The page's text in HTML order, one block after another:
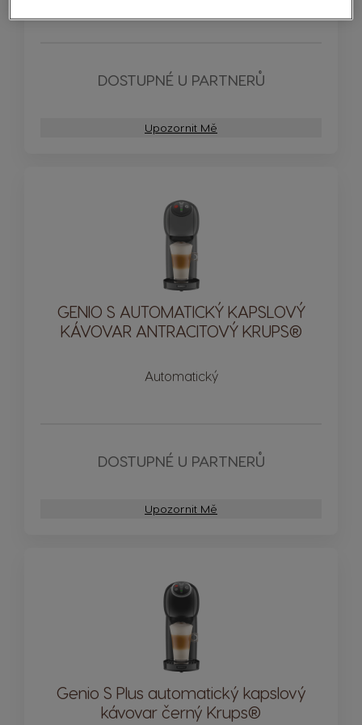
DOSTUPNÉ U PARTNERŮ
Upozornit Mě
GENIO S AUTOMATICKÝ KAPSLOVÝ
KÁVOVAR ANTRACITOVÝ KRUPS®
Automatický
DOSTUPNÉ U PARTNERŮ
Upozornit Mě
Genio S Plus automatický kapslový
kávovar černý Krups®